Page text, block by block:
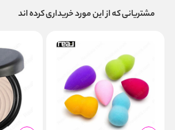
مشتریانی که از این مورد خریداری کرده اند